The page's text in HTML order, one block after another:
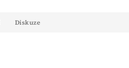
Diskuze